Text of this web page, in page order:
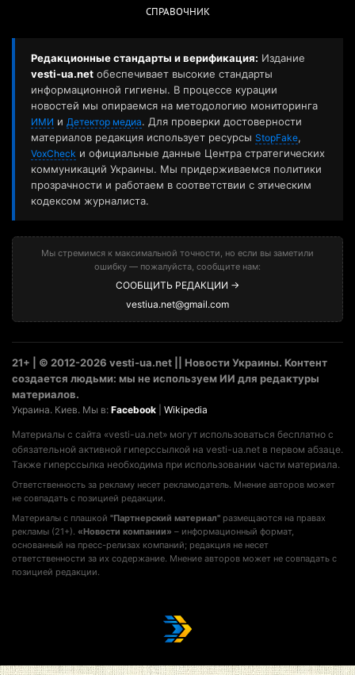
СПРАВОЧНИК
Редакционные стандарты и верификация: Издание
vesti-ua.net обеспечивает высокие стандарты
информационной гигиены. В процессе курации
новостей мы опираемся на методологию мониторинга
ИМИ и Детектор медиа. Для проверки достоверности
материалов редакция использует ресурсы StopFake,
VoxCheck и официальные данные Центра стратегических
коммуникаций Украины. Мы придерживаемся политики
прозрачности и работаем в соответствии с этическим
кодексом журналиста.
Мы стремимся к максимальной точности, но если вы заметили
ошибку — пожалуйста, сообщите нам:
СООБЩИТЬ РЕДАКЦИИ →
vestiua.net@gmail.com
21+ | © 2012-2026 vesti-ua.net || Новости Украины. Контент
создается людьми: мы не используем ИИ для редактуры
материалов.
Украина. Киев. Мы в: Facebook Wikipedia
Материалы с сайта «vesti-ua.net» могут использоваться бесплатно с
обязательной активной гиперссылкой на vesti-ua.net в первом абзаце.
Также гиперссылка необходима при использовании части материала.
Ответственность за рекламу несет рекламодатель. Мнение авторов может
не совпадать с позицией редакции.
Материалы с плашкой "Партнерский материал" размещаются на правах
рекламы (21+). «Новости компании» – информационный формат,
основанный на пресс-релизах компаний; редакция не несет
ответственности за их содержание. Мнение авторов может не совпадать с
позицией редакции.